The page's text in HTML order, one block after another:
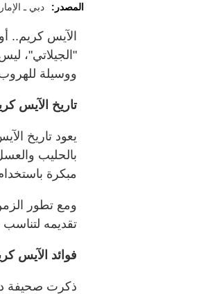
المصدر: دبي ـ
الآيس كريم..
"الجيلاتي"،
ووسيلة
تاريخ الآيس
يعود تاريخ
بالحليب
مبكرة
ومع تطور
تقديمه لتناسب
فوائد الآيس
ذكرت صحيفة